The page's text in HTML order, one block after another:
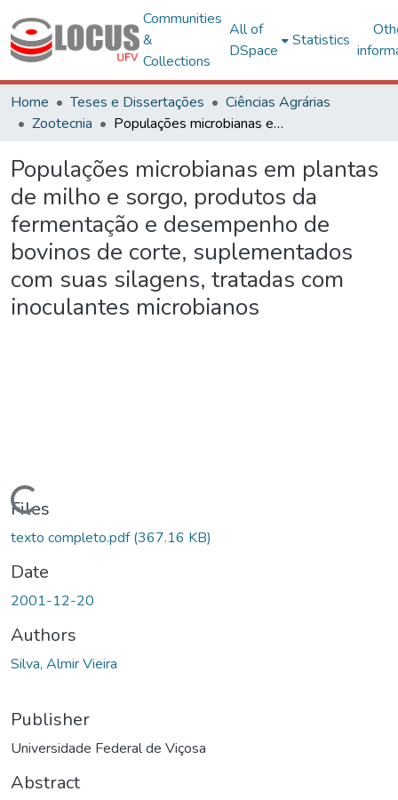
Communities
&
Collections
All of
DSpace
Statistics
Home Teses e Dissertações
Ciências Agrárias
Zootecnia
Populações microbianas em plantas de milho e sorgo, produtos da fermentação e desempenho de bovinos de corte, suplementados com suas silagens, tratadas com inoculantes microbianos
Populações microbianas em plantas
de milho e sorgo, produtos da
fermentação e desempenho de
bovinos de corte, suplementados
com suas silagens, tratadas com
inoculantes microbianos
Files
texto completo.pdf(367.16 KB)
Date
2001-12-20
Authors
Silva, Almir Vieira
Publisher
Universidade Federal de Viçosa
Abstract